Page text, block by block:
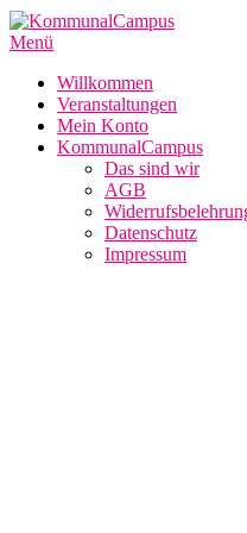
Zum
Inhalt
Menü
Willkommen
Veranstaltungen
Mein Konto
KommunalCampus
Das sind wir
AGB
Datenschutz
Impressum